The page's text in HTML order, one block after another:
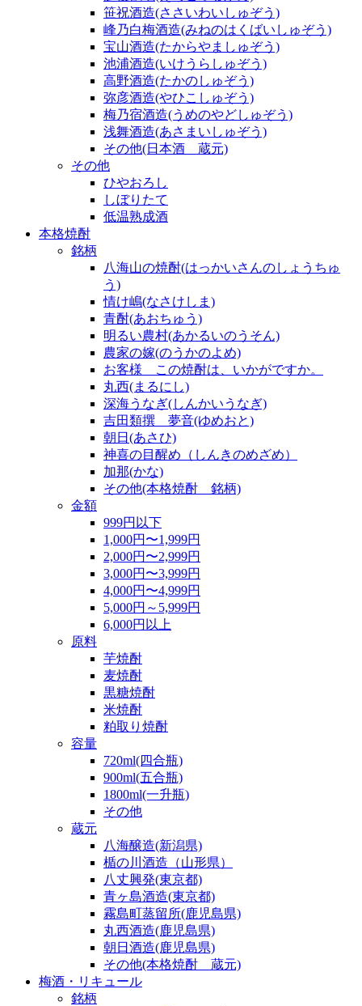
笹祝酒造(ささいわいしゅぞう)
峰乃白梅酒造(みねのはくばいしゅぞう)
宝山酒造(たからやましゅぞう)
池浦酒造(いけうらしゅぞう)
高野酒造(たかのしゅぞう)
弥彦酒造(やひこしゅぞう)
梅乃宿酒造(うめのやどしゅぞう)
浅舞酒造(あさまいしゅぞう)
その他(日本酒 蔵元)
その他
ひやおろし
しぼりたて
低温熟成酒
本格焼酎
銘柄
八海山の焼酎(はっかいさんのしょうちゅ
う)
情け嶋(なさけしま)
青酎(あおちゅう)
明るい農村(あかるいのうそん)
農家の嫁(のうかのよめ)
お客様 この焼酎は、いかがですか。
丸西(まるにし)
深海うなぎ(しんかいうなぎ)
吉田類撰 夢音(ゆめおと)
朝日(あさひ)
神喜の目醒め（しんきのめざめ）
加那(かな)
その他(本格焼酎 銘柄)
金額
999円以下
1,000円〜1,999円
2,000円〜2,999円
3,000円〜3,999円
4,000円〜4,999円
5,000円～5,999円
6,000円以上
原料
芋焼酎
麦焼酎
黒糖焼酎
米焼酎
粕取り焼酎
容量
720ml(四合瓶)
900ml(五合瓶)
1800ml(一升瓶)
その他
蔵元
八海醸造(新潟県)
楯の川酒造（山形県）
八丈興発(東京都)
青ヶ島酒造(東京都)
霧島町蒸留所(鹿児島県)
丸西酒造(鹿児島県)
朝日酒造(鹿児島県)
その他(本格焼酎 蔵元)
梅酒・リキュール
銘柄